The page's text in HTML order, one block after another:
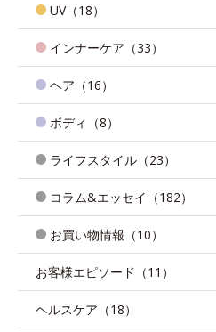
UV（18）
インナーケア（33）
ヘア（16）
ボディ（8）
ライフスタイル（23）
コラム&エッセイ（182）
お買い物情報（10）
お客様エピソード（11）
ヘルスケア（18）